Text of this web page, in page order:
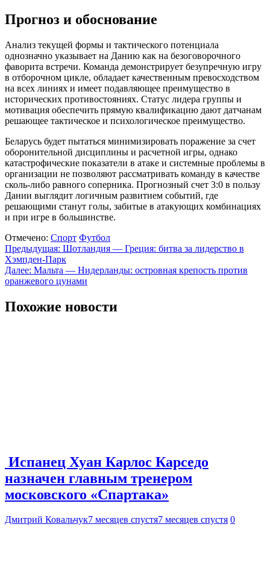
Прогноз и обоснование
Анализ текущей формы и тактического потенциала
однозначно указывает на Данию как на безоговорочного
фаворита встречи. Команда демонстрирует безупречную игру
в отборочном цикле, обладает качественным превосходством
на всех линиях и имеет подавляющее преимущество в
исторических противостояниях. Статус лидера группы и
мотивация обеспечить прямую квалификацию дают датчанам
решающее тактическое и психологическое преимущество.
Беларусь будет пытаться минимизировать поражение за счет
оборонительной дисциплины и расчетной игры, однако
катастрофические показатели в атаке и системные проблемы в
организации не позволяют рассматривать команду в качестве
сколь-либо равного соперника. Прогнозный счет 3:0 в пользу
Дании выглядит логичным развитием событий, где
решающими станут голы, забитые в атакующих комбинациях
и при игре в большинстве.
Отмечено: Спорт Футбол
Навигация
по
записям
Предыдущая: Шотландия — Греция: битва за лидерство в
Хэмпден-Парк
Далее: Мальта — Нидерланды: островная крепость против
оранжевого цунами
Похожие новости
Испанец Хуан Карлос Карседо
назначен главным тренером
московского «Спартака»
Дмитрий Ковальчук7 месяцев спустя7 месяцев спустя 0